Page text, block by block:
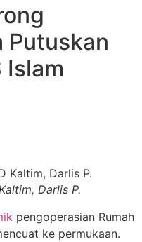
Putuskan
Islam
Darlis P.
pengoperasian Rumah
ke permukaan.